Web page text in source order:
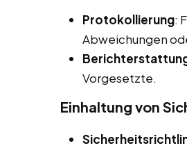
Protokollierung:
Abweichungen
Vorgesetzte.
Einhaltung von